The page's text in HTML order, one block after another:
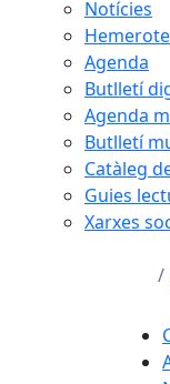
Notícies
Agenda
Butlletí
Agenda
Butlletí
Catàleg
Guies
Xarxes